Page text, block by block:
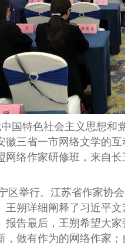
国特色社会主义思想
三省一市网络文学的
络作家研修班，来自
区举行。江苏省作家协
朔详细阐释了习近平
告最后，王朔希望大
做有作为的网络作家；